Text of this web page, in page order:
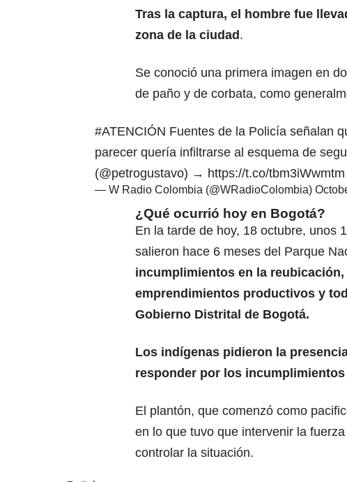
Tras la captura, el hombre fue
zona de la ciudad .
Se conoció una primera imagen en
de paño y de corbata, como
#ATENCIÓN Fuentes de la Policía señalan
parecer quería infiltrarse al esquema de
(@petrogustavo) → https://t.co/tbm3iWwmtm
— W Radio Colombia (@WRadioColombia)
¿Qué ocurrió hoy en Bogotá?
En la tarde de hoy, 18 octubre, unos
salieron hace 6 meses del Parque
incumplimientos en la
emprendimientos productivos y
Gobierno Distrital de Bogotá.
Los indígenas pidieron la
responder por los incumplimientos
El plantón, que comenzó como
en lo que tuvo que intervenir la
controlar la situación.